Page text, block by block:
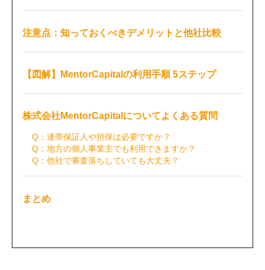
注意点：知っておくべきデメリットと他社比較
【図解】MentorCapitalの利用手順 5ステップ
株式会社MentorCapitalについてよくある質問
Q：連帯保証人や担保は必要ですか？
Q：地方の個人事業主でも利用できますか？
Q：他社で審査落ちしていても大丈夫？
まとめ